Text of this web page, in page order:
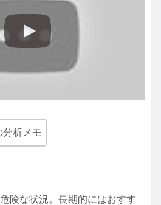
分析メモ
険な状況。長期的にはおすす